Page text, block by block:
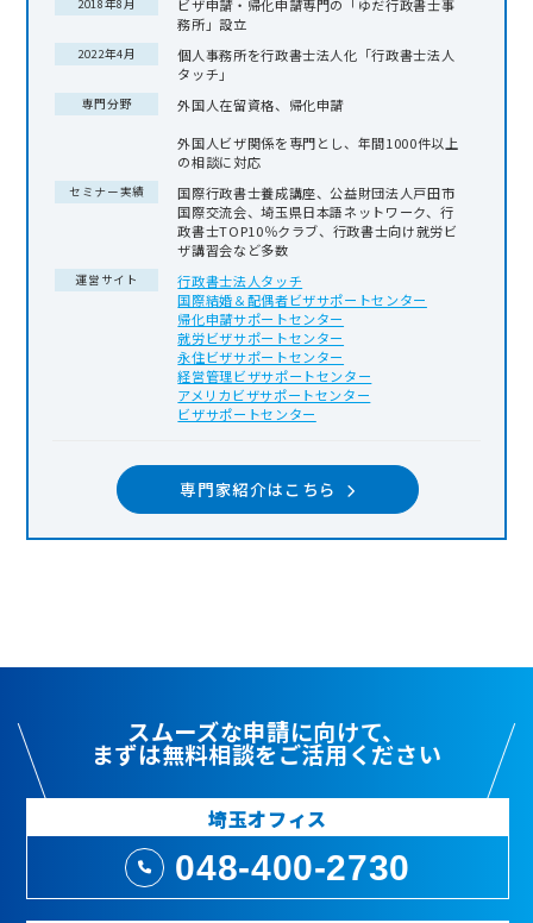
2018年8月
ビザ申請・帰化申請専門の「ゆだ行政書士事
務所」設立
2022年4月
個人事務所を行政書士法人化「行政書士法人
タッチ」
専門分野
外国人在留資格、帰化申請
外国人ビザ関係を専門とし、年間1000件以上
の相談に対応
セミナー実績
国際行政書士養成講座、公益財団法人戸田市
国際交流会、埼玉県日本語ネットワーク、行
政書士TOP10％クラブ、行政書士向け就労ビ
ザ講習会など多数
運営サイト
行政書士法人タッチ
国際結婚＆配偶者ビザサポートセンター
帰化申請サポートセンター
就労ビザサポートセンター
永住ビザサポートセンター
経営管理ビザサポートセンター
アメリカビザサポートセンター
ビザサポートセンター
専門家紹介はこちら
スムーズな申請に向けて、
まずは無料相談をご活用ください
埼玉オフィス
048-400-2730